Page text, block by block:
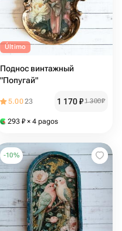
Último
Поднос винтажный
"Попугай"
5.0023 1 170₽1 300₽
293 ₽ × 4 pagos
-10%